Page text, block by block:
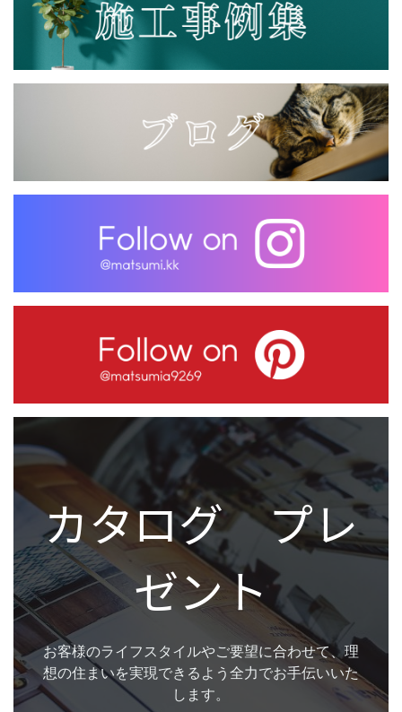
カタログ プレ
ゼント
お客様のライフスタイルやご要望に合わせて、理
想の住まいを実現できるよう全力でお手伝いいた
します。